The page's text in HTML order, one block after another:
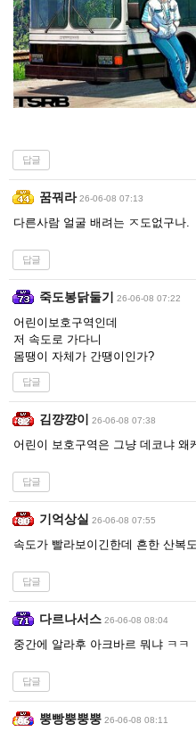
답글
꿈꿔라 26-06-08 07:13
다른사람 얼굴 배려는 ㅈ도없구나.
답글
죽도봉닭둘기 26-06-08 07:22
어린이보호구역인데
저 속도로 가다니
몸땡이 자체가 간땡이인가?
답글
김꺙꺙이 26-06-08 07:38
어린이 보호구역은 그냥 데코냐 왜
답글
기억상실 26-06-08 07:55
속도가 빨라보이긴한데 흔한 산복
답글
다르나서스 26-06-08 08:04
중간에 알라후 아크바르 뭐냐 ㅋㅋ
답글
뿡빵뿡뿡뿡 26-06-08 08:11